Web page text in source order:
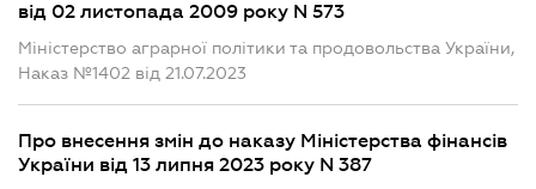
від 02 листопада 2009 року N 573
Міністерство аграрної політики та продовольства України,
Наказ №1402 від 21.07.2023
Про внесення змін до наказу Міністерства фінансів
України від 13 липня 2023 року N 387